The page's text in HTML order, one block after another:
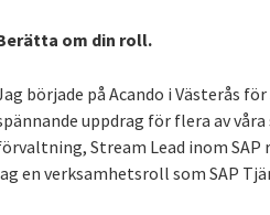
om din roll.
började på Acando i Västerås
uppdrag för flera av
Stream Lead inom
en verksamhetsroll som SAP